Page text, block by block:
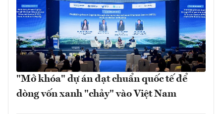
"Mở khóa" dự án đạt chuẩn quốc tế để
dòng vốn xanh "chảy" vào Việt Nam